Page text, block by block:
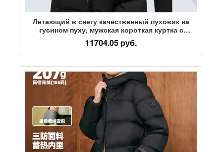
Летающий в снегу качественный пуховик на
гусином пуху, мужская короткая куртка с
капюшоном, новинка 2025 года, зимняя
утепленная куртка на гусином пуху
11704.05 руб.